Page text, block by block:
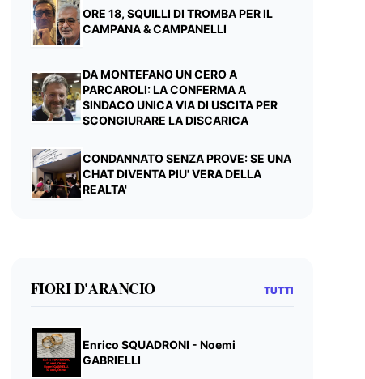
ORE 18, SQUILLI DI TROMBA PER IL
CAMPANA & CAMPANELLI
DA MONTEFANO UN CERO A
PARCAROLI: LA CONFERMA A
SINDACO UNICA VIA DI USCITA PER
SCONGIURARE LA DISCARICA
CONDANNATO SENZA PROVE: SE UNA
CHAT DIVENTA PIU' VERA DELLA
REALTA'
FIORI D'ARANCIO TUTTI
Enrico SQUADRONI - Noemi
GABRIELLI